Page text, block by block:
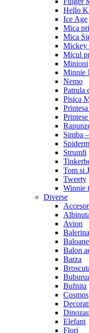
Hello
Ice Age
Mica
Mica
Mickey
Micul
Minioni
Minnie
Nemo
Patrula
Pisica
Simba
Strumfi
Tom si
Tweety
Winnie
Diverse
Avion
Balerina
Baloane
Balon
Barza
Bufnita
Cosmos
Elefant
Flori